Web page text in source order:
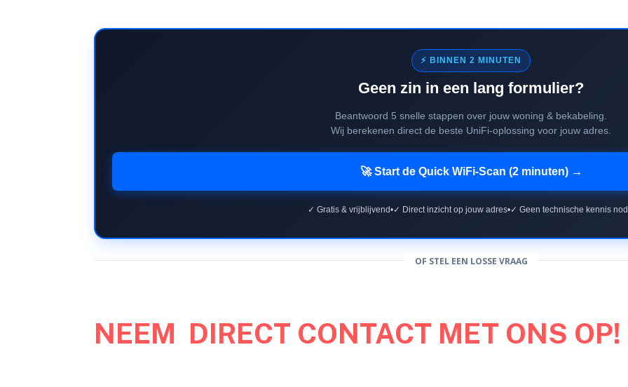
⚡ BINNEN 2 MINUTEN
Geen zin in een lang formulier?
Beantwoord 5 snelle stappen over jouw woning & bekabeling.
Wij berekenen direct de beste UniFi-oplossing voor jouw adres.
🚀 Start de Quick WiFi-Scan (2 minuten) →
✓ Gratis & vrijblijvend•✓ Direct inzicht op jouw adres•✓ Geen technische kennis
OF STEL EEN LOSSE VRAAG
NEEM DIRECT CONTACT MET ONS OP!